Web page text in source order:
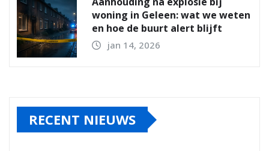
woning in Geleen: wat we weten
en hoe de buurt alert blijft
jan 14, 2026
RECENT NIEUWS